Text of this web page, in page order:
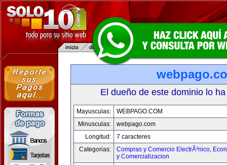
El dueño de este dominio lo
Mayusculas:
WEBPAGO.COM
Minusculas:
webpago.com
Longitud:
7 caracteres
Categorias:
Compras y Comercio ElectrÃ³nico,
y Comercializacion